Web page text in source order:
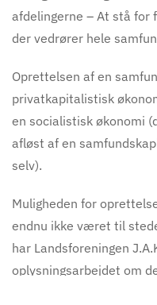
afdelingerne – At stå for
der vedrører hele
Oprettelsen af en
privatkapitalistisk
en socialistisk økonomi
afløst af en
selv).
Muligheden for
endnu ikke været til
har Landsforeningen
oplysningsarbejdet om